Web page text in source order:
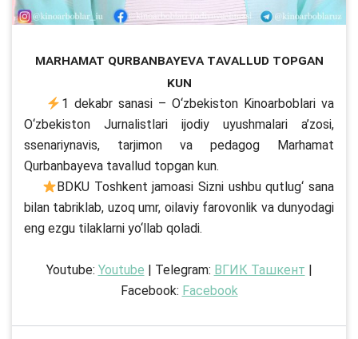
Marhamat Qurbanbayeva tavallud topgan
kun
1 dekabr sanasi – O‘zbekiston Kinoarboblari va
O‘zbekiston Jurnalistlari ijodiy uyushmalari a’zosi,
ssenariynavis, tarjimon va pedagog Marhamat
Qurbanbayeva tavallud topgan kun.
BDKU Toshkent jamoasi Sizni ushbu qutlug‘ sana
bilan tabriklab, uzoq umr, oilaviy farovonlik va dunyodagi
eng ezgu tilaklarni yo‘llab qoladi.
Youtube: Youtube | Telegram: ВГИК Ташкент |
Facebook: Facebook